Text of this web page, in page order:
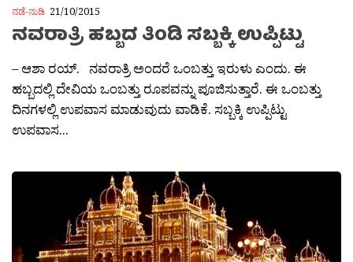
ನಡೆ-ನುಡಿ 21/10/2015
ನವರಾತ್ರಿ ಹಬ್ಬದ ತಿಂಡಿ ಸಬ್ಬಕ್ಕಿ ಉಪ್ಪಿಟ್ಟು
– ಆಶಾ ರಯ್. ನವರಾತ್ರಿ ಅಂದರೆ ಒಂಬತ್ತು ಇರುಳು ಎಂದು. ಈ
ಹಬ್ಬದಲ್ಲಿ ದೇವಿಯ ಒಂಬತ್ತು ರೂಪವನ್ನು ಪೂಜಿಸುತ್ತಾರೆ. ಈ ಒಂಬತ್ತು
ದಿನಗಳಲ್ಲಿ ಉಪವಾಸ ಮಾಡುವುದು ವಾಡಿಕೆ. ಸಬ್ಬಕ್ಕಿ ಉಪ್ಪಿಟ್ಟು
ಉಪವಾಸ...